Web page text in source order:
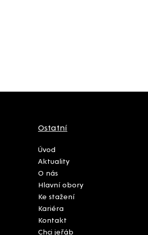
Ostatní
Úvod
Aktuality
O nás
Hlavní obory
Ke stažení
Kariéra
Kontakt
Chci jeřáb